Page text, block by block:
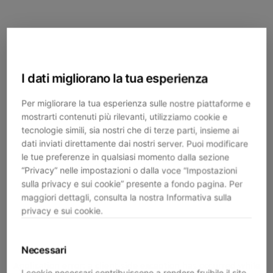
I dati migliorano la tua esperienza
Per migliorare la tua esperienza sulle nostre piattaforme e
mostrarti contenuti più rilevanti, utilizziamo cookie e
tecnologie simili, sia nostri che di terze parti, insieme ai
dati inviati direttamente dai nostri server. Puoi modificare
le tue preferenze in qualsiasi momento dalla sezione
“Privacy” nelle impostazioni o dalla voce “Impostazioni
sulla privacy e sui cookie” presente a fondo pagina. Per
maggiori dettagli, consulta la nostra Informativa sulla
privacy e sui cookie.
Necessari